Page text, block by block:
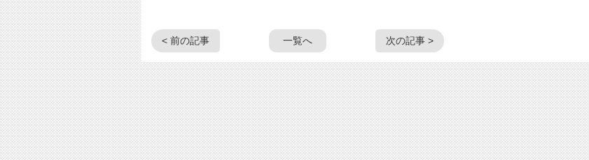
< 前の記事 一覧へ 次の記事 >